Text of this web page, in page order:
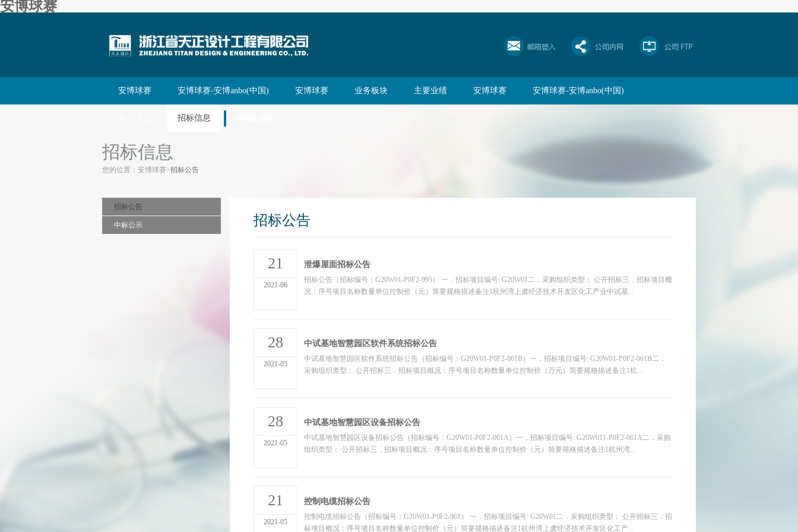
安博球赛
安博球赛 安博球赛-安博anbo(中国) 安博球赛 业务板块 主要业绩 安博球赛 安博球赛-安博anbo(中国)
招标信息
招标信息
您的位置： 安博球赛>招标公告
招标公告
中标公示 招标公告
21
2021-06
泄爆屋面招标公告
招标公告（招标编号：G20W01-P0F2-995） 一．招标项目编号: G20W01二．采购组织类型： 公开招标三．招标项目概
况：序号项目名称数量单位控制价（元）简要规格描述备注1杭州湾上虞经济技术开发区化工产业中试基...
28
2021-05
中试基地智慧园区软件系统招标公告
中试基地智慧园区软件系统招标公告（招标编号：G20W01-P0F2-061B）一．招标项目编号: G20W01-P0F2-061B二．
采购组织类型： 公开招标三．招标项目概况：序号项目名称数量单位控制价（万元）简要规格描述备注1杭...
28
2021-05
中试基地智慧园区设备招标公告
中试基地智慧园区设备招标公告（招标编号：G20W01-P0F2-061A）一．招标项目编号: G20W011-P0F2-061A二．采购
组织类型： 公开招标三．招标项目概况：序号项目名称数量单位控制价（元）简要规格描述备注1杭州湾...
21
2021-05
控制电缆招标公告
控制电缆招标公告（招标编号：G20W01-P0F2-961） 一．招标项目编号: G20W01二．采购组织类型： 公开招标三．招
标项目概况：序号项目名称数量单位控制价（元）简要规格描述备注1杭州湾上虞经济技术开发区化工产...